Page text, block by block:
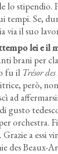
lo stipendio.
tempi. Se,
via il suo
lei e il
brani per
fu il Trésor
però,
ad
gusto
orchestra.
Grazie a essi
des Beaux-